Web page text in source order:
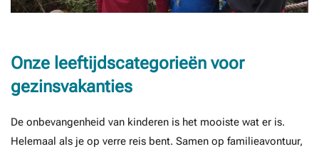
Onze leeftijdscategorieën voor
gezinsvakanties
De onbevangenheid van kinderen is het mooiste wat er is.
Helemaal als je op verre reis bent. Samen op familieavontuur,